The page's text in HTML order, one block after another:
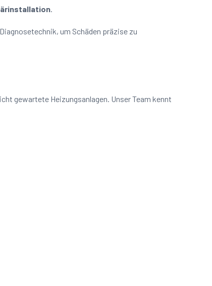
.
um Schäden präzise zu
gewartete Heizungsanlagen. Unser Team kennt